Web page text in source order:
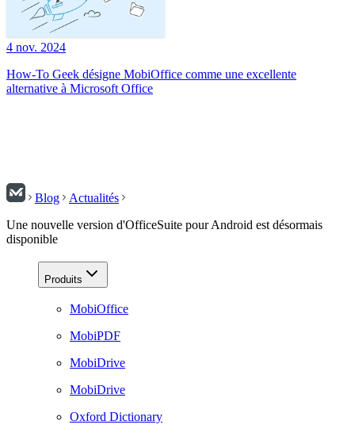
4 nov. 2024
How-To Geek désigne MobiOffice comme une excellente
alternative à Microsoft Office
Blog
Actualités
Une nouvelle version d'OfficeSuite pour Android est désormais
disponible
Produits
MobiOffice
MobiPDF
MobiDrive
MobiDrive
Oxford Dictionary